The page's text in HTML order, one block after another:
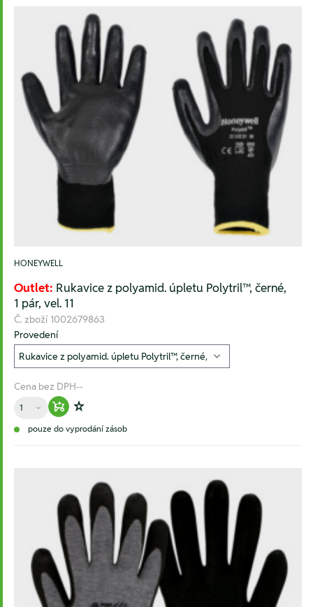
HONEYWELL
Outlet: Rukavice z polyamid. úpletu Polytril™, černé,
1 pár, vel. 11
Č. zboží 1002679863
Provedení
Cena bez DPH--
Množství
Warenkorb hinzufügen
Zur Wunschliste hinzufügen
pouze do vyprodání zásob